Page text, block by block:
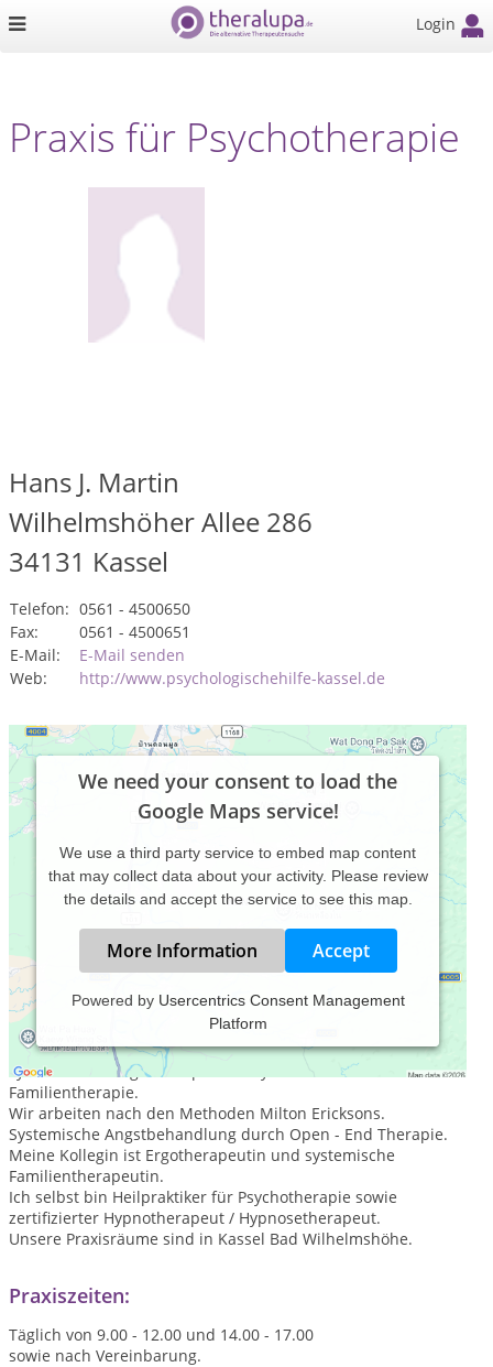
Login
Praxis für Psychotherapie
Hans J. Martin
Wilhelmshöher Allee 286
34131 Kassel
Telefon: 0561 - 4500650
Fax:
0561 - 4500651
E-Mail:
E-Mail senden
Web:
http://www.psychologischehilfe-kassel.de
We need your consent to load the
Google Maps service!
We use a third party service to embed map content
that may collect data about your activity. Please review
the details and accept the service to see this map.
More Information Accept
Powered by Usercentrics Consent Management
Platform
Wir sind eine psychotherapeutische Praxis mit
Schwerpunkt Hypnotherapie und Hypnose sowie
systemischer Angsttherapie und systemischer
Familientherapie.
Wir arbeiten nach den Methoden Milton Ericksons.
Systemische Angstbehandlung durch Open - End Therapie.
Meine Kollegin ist Ergotherapeutin und systemische
Familientherapeutin.
Ich selbst bin Heilpraktiker für Psychotherapie sowie
zertifizierter Hypnotherapeut / Hypnosetherapeut.
Unsere Praxisräume sind in Kassel Bad Wilhelmshöhe.
Praxiszeiten:
Täglich von 9.00 - 12.00 und 14.00 - 17.00
sowie nach Vereinbarung.